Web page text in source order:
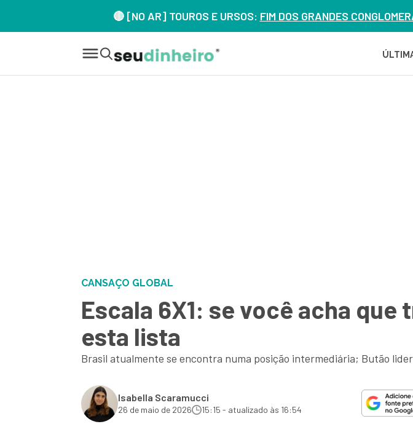
🔴 [NO AR] TOUROS E URSOS: FIM DOS GRANDES
CANSAÇO GLOBAL
Escala 6X1: se você acha
esta lista
Brasil atualmente se encontra numa posição intermediária; Butão
Isabella Scaramucci
26 de maio de 2026 15:15 - atualizado às 16:54